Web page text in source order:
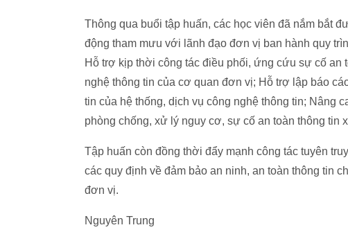
Thông qua buổi tập huấn, các học viên đã nắm bắt
động tham mưu với lãnh đạo đơn vị ban hành quy
Hỗ trợ kịp thời công tác điều phối, ứng cứu sự cố an
nghệ thông tin của cơ quan đơn vị; Hỗ trợ lập báo
tin của hệ thống, dịch vụ công nghệ thông tin; Nâng
phòng chống, xử lý nguy cơ, sự cố an toàn thông tin
Tập huấn còn đồng thời đẩy mạnh công tác tuyên
các quy định về đảm bảo an ninh, an toàn thông tin
đơn vị.
Nguyên Trung